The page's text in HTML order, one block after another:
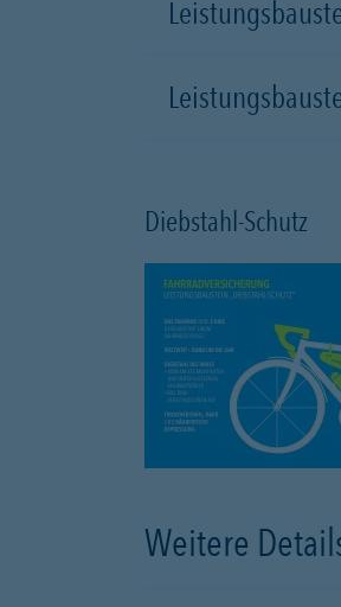
Diebstahl-Schutz
Weitere